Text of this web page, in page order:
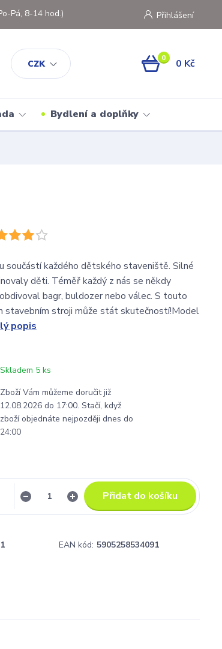
CZK
Přihlášení
Pá, 8-14 hod.)
0 0 Kč
Bydlení a doplňky
součástí každého dětského staveniště. Silné
děti. Téměř každý z nás se někdy
bagr, buldozer nebo válec. S touto
stavebním stroji může stát skutečností!Model
popis
Skladem 5 ks
Zboží Vám můžeme doručit již
12.08.2026 do 17:00. Stačí, když
zboží objednáte nejpozději dnes do
24:00
Přidat do košíku
EAN kód: 5905258534091